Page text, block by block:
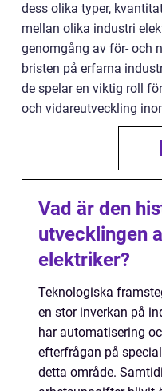
dess olika typer,
mellan olika industri
genomgång av för- och
bristen på erfarna
de spelar en viktig roll
och vidareutveckling
Vad är den
utvecklingen
elektriker?
Teknologiska
en stor inverkan på
har automatisering
efterfrågan på
detta område.